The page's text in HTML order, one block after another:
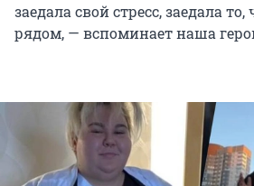
заедала свой стресс, заедала
рядом, — вспоминает наша